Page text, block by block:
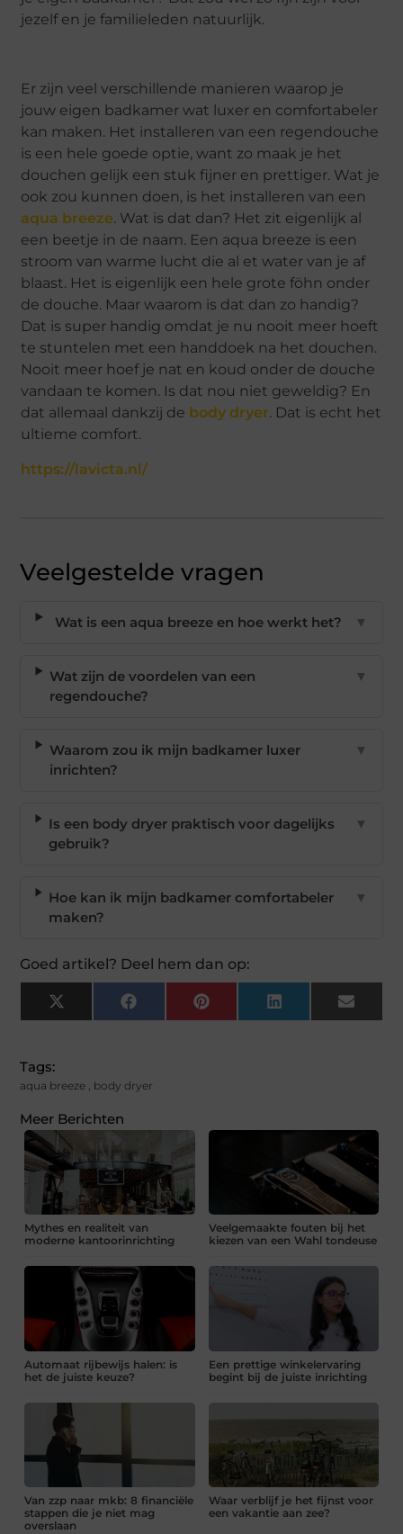
jezelf en je familieleden natuurlijk.
Er zijn veel verschillende manieren waarop je
jouw eigen badkamer wat luxer en comfortabeler
kan maken. Het installeren van een regendouche
is een hele goede optie, want zo maak je het
douchen gelijk een stuk fijner en prettiger. Wat je
ook zou kunnen doen, is het installeren van een
aqua breeze. Wat is dat dan? Het zit eigenlijk al
een beetje in de naam. Een aqua breeze is een
stroom van warme lucht die al et water van je af
blaast. Het is eigenlijk een hele grote föhn onder
de douche. Maar waarom is dat dan zo handig?
Dat is super handig omdat je nu nooit meer hoeft
te stuntelen met een handdoek na het douchen.
Nooit meer hoef je nat en koud onder de douche
vandaan te komen. Is dat nou niet geweldig? En
dat allemaal dankzij de body dryer. Dat is echt het
ultieme comfort.
https://lavicta.nl/
Veelgestelde vragen
Wat is een aqua breeze en hoe werkt het? ▼
Wat zijn de voordelen van een
regendouche?
▼
Waarom zou ik mijn badkamer luxer
inrichten?
▼
Is een body dryer praktisch voor dagelijks
gebruik?
▼
Hoe kan ik mijn badkamer comfortabeler
maken?
▼
Goed artikel? Deel hem dan op:
X
(Twitter)
FacebookPinterest LinkedIn Email
Tags:
aqua breeze body dryer
Meer Berichten
Mythes en realiteit van
moderne kantoorinrichting
Veelgemaakte fouten bij het
kiezen van een Wahl tondeuse
Automaat rijbewijs halen: is
het de juiste keuze?
Een prettige winkelervaring
begint bij de juiste inrichting
Van zzp naar mkb: 8 financiële
stappen die je niet mag
overslaan
Waar verblijf je het fijnst voor
een vakantie aan zee?